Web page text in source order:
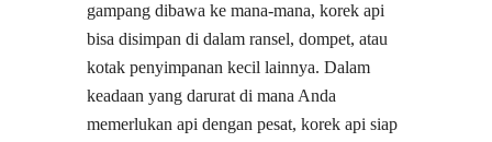
gampang dibawa ke mana-mana, korek api
bisa disimpan di dalam ransel, dompet, atau
kotak penyimpanan kecil lainnya. Dalam
keadaan yang darurat di mana Anda
memerlukan api dengan pesat, korek api siap